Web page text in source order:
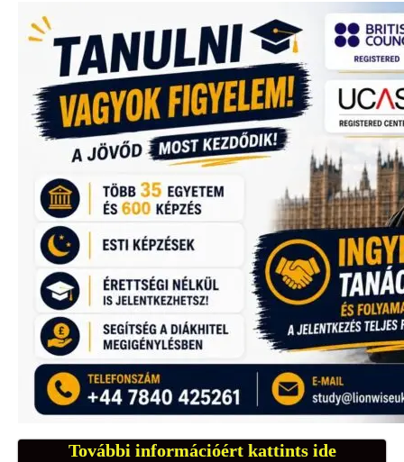
További információért kattints ide